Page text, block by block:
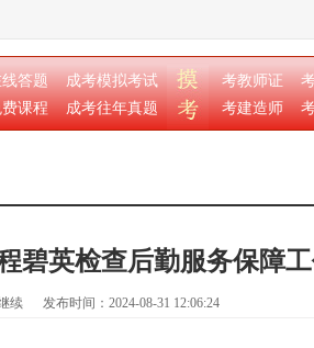
答题
成考模拟考试
课程
成考往年真题
考教师证
考建造师
碧英检查后勤服务保障
续 发布时间：2024-08-31 12:06:24